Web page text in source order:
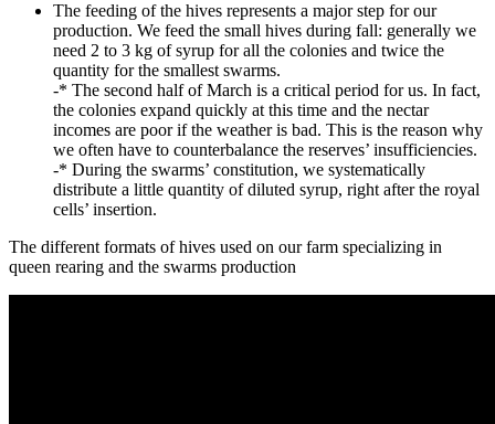
The feeding of the hives represents a major step for our
production. We feed the small hives during fall: generally we
need 2 to 3 kg of syrup for all the colonies and twice the
quantity for the smallest swarms.
-* The second half of March is a critical period for us. In fact,
the colonies expand quickly at this time and the nectar
incomes are poor if the weather is bad. This is the reason why
we often have to counterbalance the reserves’ insufficiencies.
-* During the swarms’ constitution, we systematically
distribute a little quantity of diluted syrup, right after the royal
cells’ insertion.
The different formats of hives used on our farm specializing in
queen rearing and the swarms production